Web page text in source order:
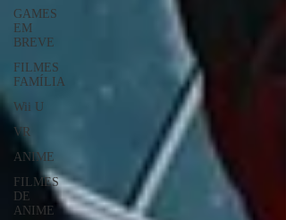
GAMES
EM
BREVE
FILMES
FAMÍLIA
Wii U
VR
ANIME
FILMES
DE
ANIME